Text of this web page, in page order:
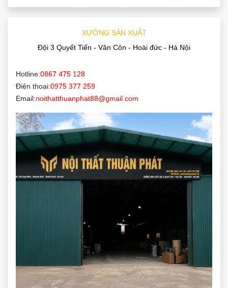
XƯỞNG SẢN XUẤT
Đội 3 Quyết Tiến - Vân Côn - Hoài đức - Hà Nội
Hotline:0867 475 128
Điện thoại:0975 377 259
Email:noithatthuanphat88@gmail.com